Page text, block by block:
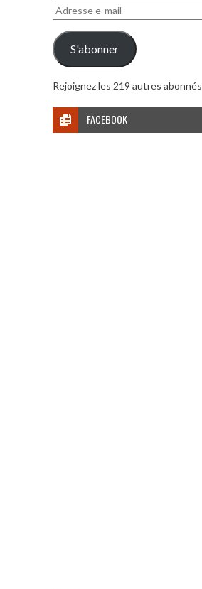
Adresse
e-
mail
S'abonner
Rejoignez les 219 autres abonnés
FACEBOOK